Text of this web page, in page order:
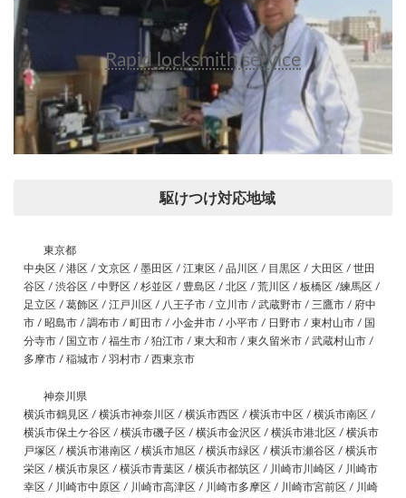
Rapid locksmith service
駆けつけ対応地域
東京都
中央区 / 港区 / 文京区 / 墨田区 / 江東区 / 品川区 / 目黒区 / 大田区 / 世田
谷区 / 渋谷区 / 中野区 / 杉並区 / 豊島区 / 北区 / 荒川区 / 板橋区 /練馬区 /
足立区 / 葛飾区 / 江戸川区 / 八王子市 / 立川市 / 武蔵野市 / 三鷹市 / 府中
市 / 昭島市 / 調布市 / 町田市 / 小金井市 / 小平市 / 日野市 / 東村山市 / 国
分寺市 / 国立市 / 福生市 / 狛江市 / 東大和市 / 東久留米市 / 武蔵村山市 /
多摩市 / 稲城市 / 羽村市 / 西東京市
神奈川県
横浜市鶴見区 / 横浜市神奈川区 / 横浜市西区 / 横浜市中区 / 横浜市南区 /
横浜市保土ケ谷区 / 横浜市磯子区 / 横浜市金沢区 / 横浜市港北区 / 横浜市
戸塚区 / 横浜市港南区 / 横浜市旭区 / 横浜市緑区 / 横浜市瀬谷区 / 横浜市
栄区 / 横浜市泉区 / 横浜市青葉区 / 横浜市都筑区 / 川崎市川崎区 / 川崎市
幸区 / 川崎市中原区 / 川崎市高津区 / 川崎市多摩区 / 川崎市宮前区 / 川崎